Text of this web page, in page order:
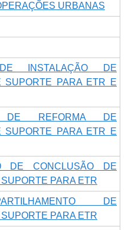
URBANAS
INSTALAÇÃO DE
SUPORTE PARA ETR E
REFORMA DE
SUPORTE PARA ETR E
DE CONCLUSÃO DE
PARA ETR
DE
PARA ETR